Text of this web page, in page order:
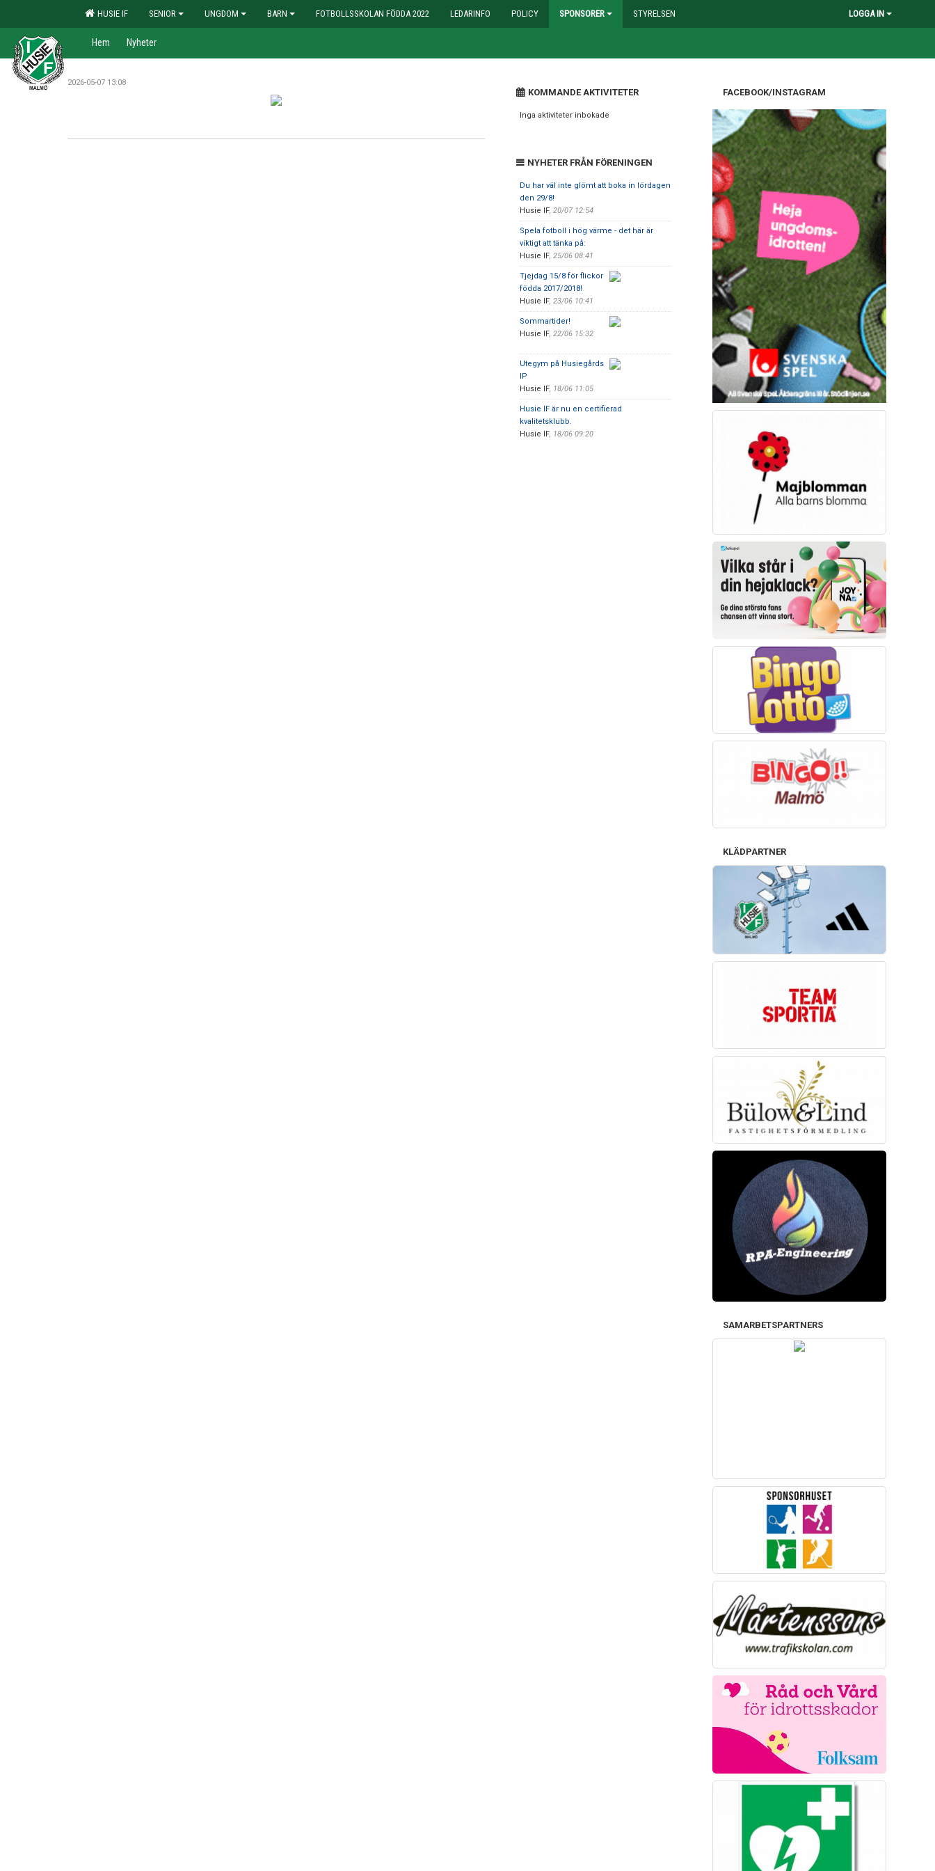
HUSIE IF SENIOR UNGDOM BARN FOTBOLLSSKOLAN FÖDDA 2022 LEDARINFO POLICY SPONSORER STYRELSEN LOGGA IN
Hem Nyheter
2026-05-07 13:08
KOMMANDE AKTIVITETER
Inga aktiviteter inbokade
NYHETER FRÅN FÖRENINGEN
Du har väl inte glömt att boka in lördagen
den 29/8!
Husie IF, 20/07 12:54
Spela fotboll i hög värme - det här är
viktigt att tänka på:
Husie IF, 25/06 08:41
Tjejdag 15/8 för flickor
födda 2017/2018!
Husie IF, 23/06 10:41
Sommartider!
Husie IF, 22/06 15:32
Utegym på Husiegårds
IP
Husie IF, 18/06 11:05
Husie IF är nu en certifierad
kvalitetsklubb.
Husie IF, 18/06 09:20
FACEBOOK/INSTAGRAM
KLÄDPARTNER
SAMARBETSPARTNERS